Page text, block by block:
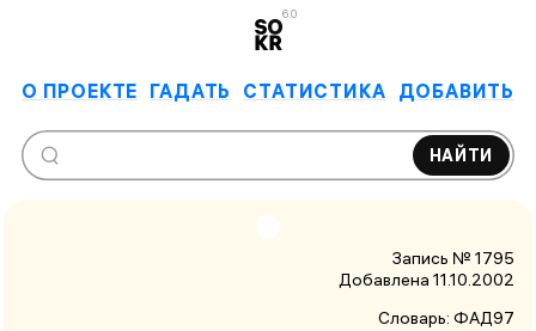
6.0
О ПРОЕКТЕ ГАДАТЬ СТАТИСТИКА ДОБАВИТЬ
НАЙТИ
Запись № 1795
Добавлена 11.10.2002
Словарь: ФАД97